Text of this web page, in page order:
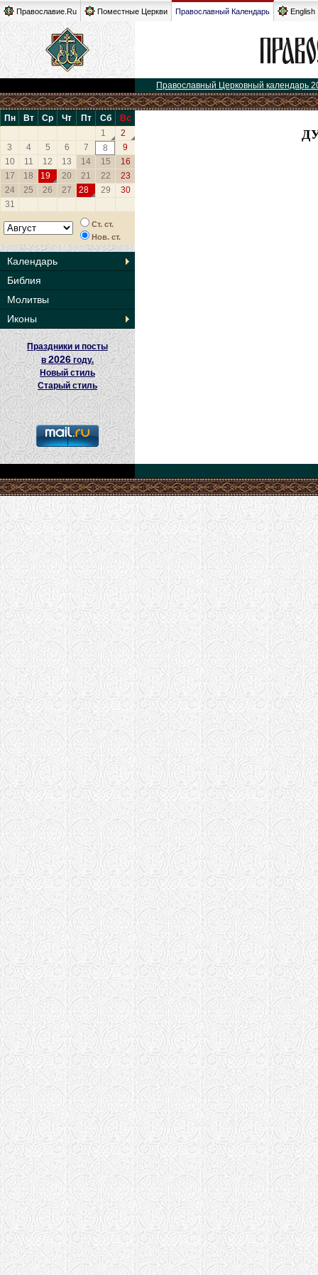
Православие.Ru Поместные Церкви Православный Календарь English
Православный Церковный календарь
Пн Вт Ср Чт Пт Сб
Вс
1
2
3
4 5 6 7 8
9
10
11 12 13 14 15
16
17
18 19 20 21 22
23
24
25 26 27 28 29
30
31
Ст. ст.
Нов. ст.
Календарь
Библия
Молитвы
Иконы
Праздники и посты
в2026 году.
Новый стиль
Старый стиль